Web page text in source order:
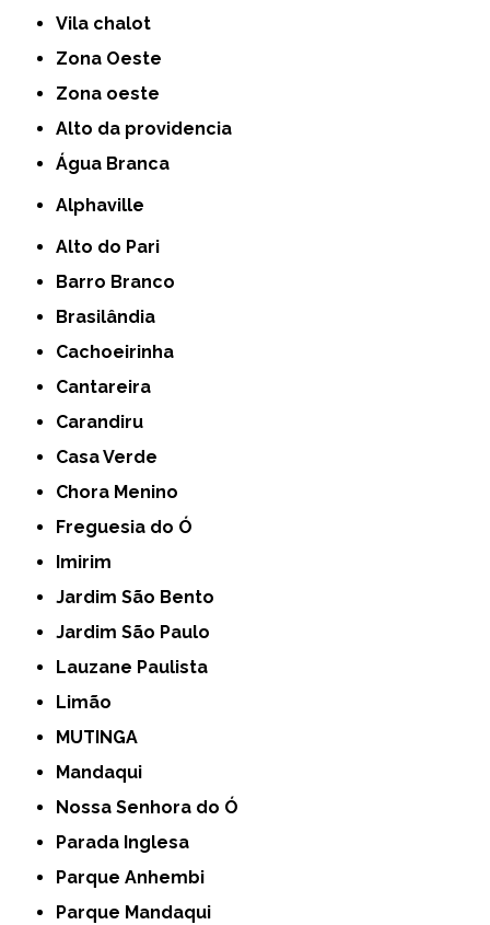
Vila chalot
Zona Oeste
Zona oeste
alto da providencia
Água Branca
Alphaville
Alto do Pari
Barro Branco
Brasilândia
Cachoeirinha
Cantareira
Carandiru
Casa Verde
Chora Menino
Freguesia do Ó
Imirim
Jardim São Bento
Jardim São Paulo
Lauzane Paulista
Limão
MUTINGA
Mandaqui
Nossa Senhora do Ó
Parada Inglesa
Parque Anhembi
Parque Mandaqui